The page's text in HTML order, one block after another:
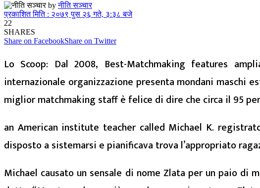
by नीति सञ्चार
प्रकाशित मिति : २०७९ पुस २६ गते, ३:३८ बजे
22
SHARES
Share on FacebookShare on Twitter
Lo Scoop: Dal 2008, Best-Matchmaking features
internazionale organizzazione presenta mondani maschi
miglior matchmaking staff è felice di dire che circa il 95
an American institute teacher called Michael K.
disposto a sistemarsi e pianificava trova l’appropriato
Michael causato un sensale di nome Zlata per un paio di